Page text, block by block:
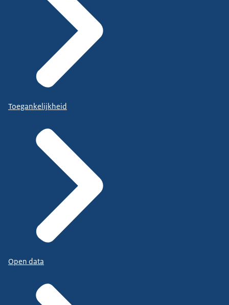
Toegankelijkheid
Open data